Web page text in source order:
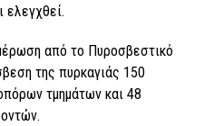
ελεγχθεί.
από το Πυροσβεστικό
της πυρκαγιάς 150
τμημάτων και 48